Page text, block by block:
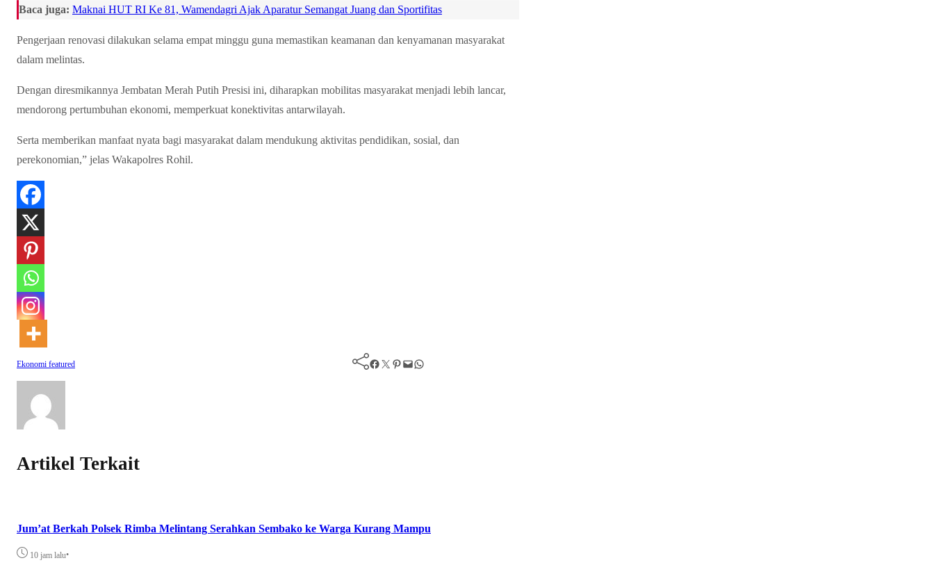
Baca juga: Maknai HUT RI Ke 81, Wamendagri Ajak Aparatur Semangat Juang dan Sportifitas
Pengerjaan renovasi dilakukan selama empat minggu guna memastikan keamanan dan kenyamanan masyarakat
dalam melintas.
Dengan diresmikannya Jembatan Merah Putih Presisi ini, diharapkan mobilitas masyarakat menjadi lebih lancar,
mendorong pertumbuhan ekonomi, memperkuat konektivitas antarwilayah.
Serta memberikan manfaat nyata bagi masyarakat dalam mendukung aktivitas pendidikan, sosial, dan
perekonomian,” jelas Wakapolres Rohil.
Ekonomi featured Facebook Twitter Pinterest Mail WhatsApp
Artikel Terkait
Jum’at Berkah Polsek Rimba Melintang Serahkan Sembako ke Warga Kurang Mampu
10 jam lalu•